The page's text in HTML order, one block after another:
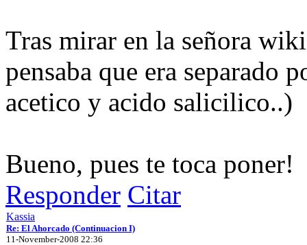
Tras mirar en la señora
pensaba que era separado
acetico y acido salicilico..)
Bueno, pues te toca poner!
Responder Citar
Kassia
Re: El Ahorcado (Continuacion I)
11-November-2008 22:36